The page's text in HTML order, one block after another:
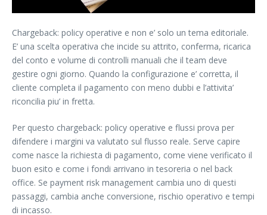
Chargeback: policy operative e non e’ solo un tema editoriale.
E’ una scelta operativa che incide su attrito, conferma, ricarica
del conto e volume di controlli manuali che il team deve
gestire ogni giorno. Quando la configurazione e’ corretta, il
cliente completa il pagamento con meno dubbi e l’attivita’
riconcilia piu’ in fretta.
Per questo chargeback: policy operative e flussi prova per
difendere i margini va valutato sul flusso reale. Serve capire
come nasce la richiesta di pagamento, come viene verificato il
buon esito e come i fondi arrivano in tesoreria o nel back
office. Se payment risk management cambia uno di questi
passaggi, cambia anche conversione, rischio operativo e tempi
di incasso.